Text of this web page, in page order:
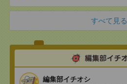
すべて見る
編集部イチオシ